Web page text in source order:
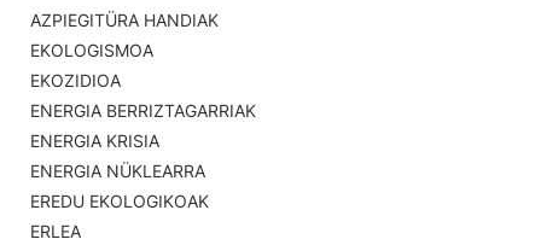
AZPIEGITÜRA HANDIAK
EKOLOGISMOA
EKOZIDIOA
ENERGIA BERRIZTAGARRIAK
ENERGIA KRISIA
ENERGIA NÜKLEARRA
EREDU EKOLOGIKOAK
ERLEA